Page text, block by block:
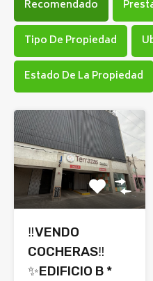
Recomendado
Tipo De Propiedad
Estado De La Propiedad
‼️VENDO
COCHERAS‼️
✨EDIFICIO B *